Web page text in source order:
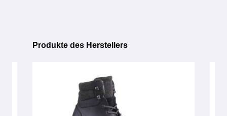
Produktgalerie überspringen
Produkte des Herstellers